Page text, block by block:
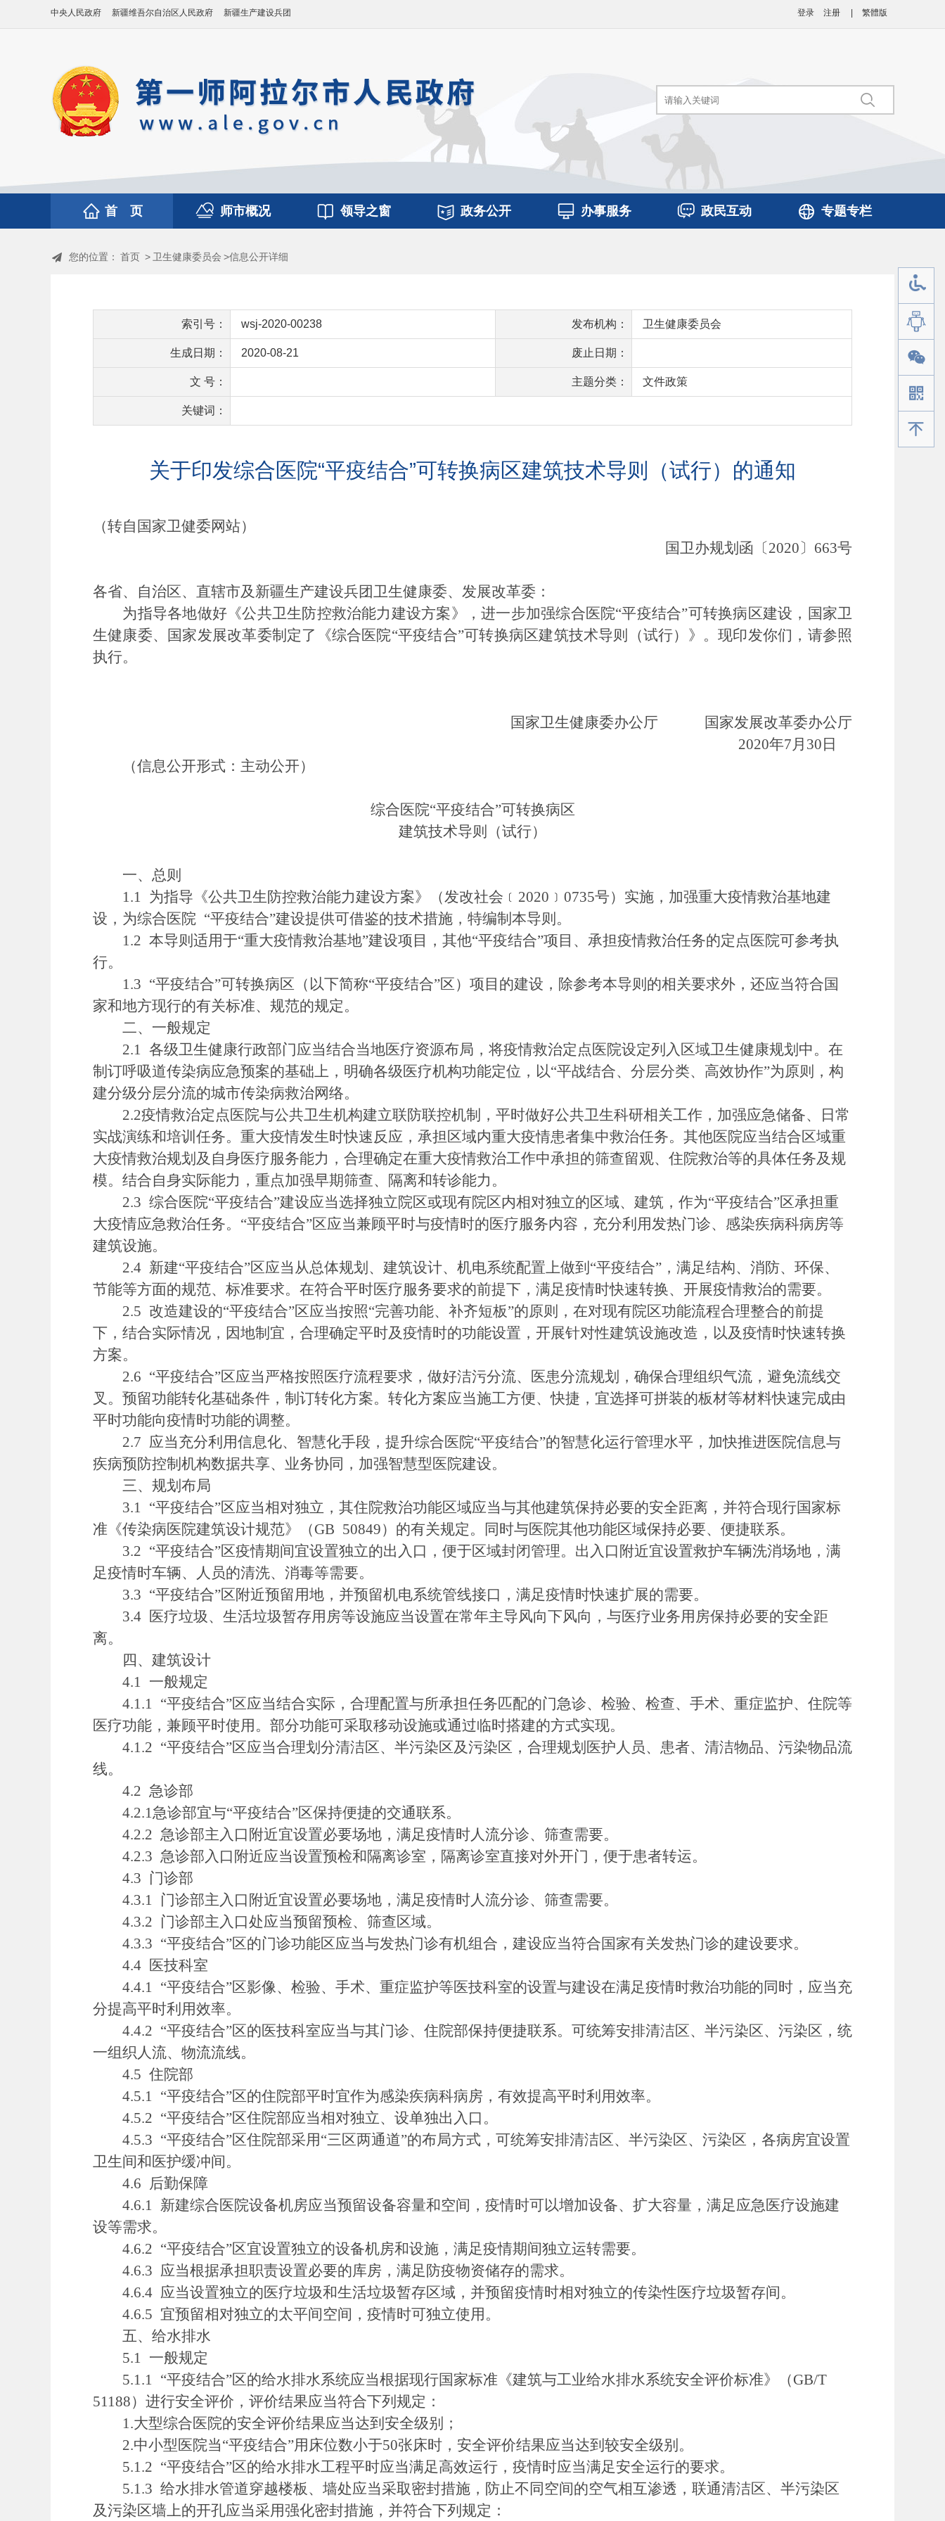
登录 注册 繁體版
中央人民政府 新疆维吾尔自治区人民政府 新疆生产建设兵团
首 页 师市概况 领导之窗 政务公开 办事服务 政民互动 专题专栏
您的位置： 首页 > 卫生健康委员会 >信息公开详细
索引号： wsj-2020-00238 发布机构： 卫生健康委员会
生成日期： 2020-08-21 废止日期：
文 号： 主题分类： 文件政策
关键词：
关于印发综合医院“平疫结合”可转换病区建筑技术导则（试行）的通知
（转自国家卫健委网站）
国卫办规划函〔2020〕663号
各省、自治区、直辖市及新疆生产建设兵团卫生健康委、发展改革委：
为指导各地做好《公共卫生防控救治能力建设方案》，进一步加强综合医院“平疫结合”可转换病区建设，国家卫
生健康委、国家发展改革委制定了《综合医院“平疫结合”可转换病区建筑技术导则（试行）》。现印发你们，请参照
执行。
国家卫生健康委办公厅 国家发展改革委办公厅
2020年7月30日
（信息公开形式：主动公开）
综合医院“平疫结合”可转换病区
建筑技术导则（试行）
一、总则
1.1 为指导《公共卫生防控救治能力建设方案》（发改社会﹝2020﹞0735号）实施，加强重大疫情救治基地建
设，为综合医院 “平疫结合”建设提供可借鉴的技术措施，特编制本导则。
1.2 本导则适用于“重大疫情救治基地”建设项目，其他“平疫结合”项目、承担疫情救治任务的定点医院可参考执
行。
1.3 “平疫结合”可转换病区（以下简称“平疫结合”区）项目的建设，除参考本导则的相关要求外，还应当符合国
家和地方现行的有关标准、规范的规定。
二、一般规定
2.1 各级卫生健康行政部门应当结合当地医疗资源布局，将疫情救治定点医院设定列入区域卫生健康规划中。在
制订呼吸道传染病应急预案的基础上，明确各级医疗机构功能定位，以“平战结合、分层分类、高效协作”为原则，构
建分级分层分流的城市传染病救治网络。
2.2疫情救治定点医院与公共卫生机构建立联防联控机制，平时做好公共卫生科研相关工作，加强应急储备、日常
实战演练和培训任务。重大疫情发生时快速反应，承担区域内重大疫情患者集中救治任务。其他医院应当结合区域重
大疫情救治规划及自身医疗服务能力，合理确定在重大疫情救治工作中承担的筛查留观、住院救治等的具体任务及规
模。结合自身实际能力，重点加强早期筛查、隔离和转诊能力。
2.3 综合医院“平疫结合”建设应当选择独立院区或现有院区内相对独立的区域、建筑，作为“平疫结合”区承担重
大疫情应急救治任务。“平疫结合”区应当兼顾平时与疫情时的医疗服务内容，充分利用发热门诊、感染疾病科病房等
建筑设施。
2.4 新建“平疫结合”区应当从总体规划、建筑设计、机电系统配置上做到“平疫结合”，满足结构、消防、环保、
节能等方面的规范、标准要求。在符合平时医疗服务要求的前提下，满足疫情时快速转换、开展疫情救治的需要。
2.5 改造建设的“平疫结合”区应当按照“完善功能、补齐短板”的原则，在对现有院区功能流程合理整合的前提
下，结合实际情况，因地制宜，合理确定平时及疫情时的功能设置，开展针对性建筑设施改造，以及疫情时快速转换
方案。
2.6 “平疫结合”区应当严格按照医疗流程要求，做好洁污分流、医患分流规划，确保合理组织气流，避免流线交
叉。预留功能转化基础条件，制订转化方案。转化方案应当施工方便、快捷，宜选择可拼装的板材等材料快速完成由
平时功能向疫情时功能的调整。
2.7 应当充分利用信息化、智慧化手段，提升综合医院“平疫结合”的智慧化运行管理水平，加快推进医院信息与
疾病预防控制机构数据共享、业务协同，加强智慧型医院建设。
三、规划布局
3.1 “平疫结合”区应当相对独立，其住院救治功能区域应当与其他建筑保持必要的安全距离，并符合现行国家标
准《传染病医院建筑设计规范》（GB 50849）的有关规定。同时与医院其他功能区域保持必要、便捷联系。
3.2 “平疫结合”区疫情期间宜设置独立的出入口，便于区域封闭管理。出入口附近宜设置救护车辆洗消场地，满
足疫情时车辆、人员的清洗、消毒等需要。
3.3 “平疫结合”区附近预留用地，并预留机电系统管线接口，满足疫情时快速扩展的需要。
3.4 医疗垃圾、生活垃圾暂存用房等设施应当设置在常年主导风向下风向，与医疗业务用房保持必要的安全距
离。
四、建筑设计
4.1 一般规定
4.1.1 “平疫结合”区应当结合实际，合理配置与所承担任务匹配的门急诊、检验、检查、手术、重症监护、住院等
医疗功能，兼顾平时使用。部分功能可采取移动设施或通过临时搭建的方式实现。
4.1.2 “平疫结合”区应当合理划分清洁区、半污染区及污染区，合理规划医护人员、患者、清洁物品、污染物品流
线。
4.2 急诊部
4.2.1急诊部宜与“平疫结合”区保持便捷的交通联系。
4.2.2 急诊部主入口附近宜设置必要场地，满足疫情时人流分诊、筛查需要。
4.2.3 急诊部入口附近应当设置预检和隔离诊室，隔离诊室直接对外开门，便于患者转运。
4.3 门诊部
4.3.1 门诊部主入口附近宜设置必要场地，满足疫情时人流分诊、筛查需要。
4.3.2 门诊部主入口处应当预留预检、筛查区域。
4.3.3 “平疫结合”区的门诊功能区应当与发热门诊有机组合，建设应当符合国家有关发热门诊的建设要求。
4.4 医技科室
4.4.1 “平疫结合”区影像、检验、手术、重症监护等医技科室的设置与建设在满足疫情时救治功能的同时，应当充
分提高平时利用效率。
4.4.2 “平疫结合”区的医技科室应当与其门诊、住院部保持便捷联系。可统筹安排清洁区、半污染区、污染区，统
一组织人流、物流流线。
4.5 住院部
4.5.1 “平疫结合”区的住院部平时宜作为感染疾病科病房，有效提高平时利用效率。
4.5.2 “平疫结合”区住院部应当相对独立、设单独出入口。
4.5.3 “平疫结合”区住院部采用“三区两通道”的布局方式，可统筹安排清洁区、半污染区、污染区，各病房宜设置
卫生间和医护缓冲间。
4.6 后勤保障
4.6.1 新建综合医院设备机房应当预留设备容量和空间，疫情时可以增加设备、扩大容量，满足应急医疗设施建
设等需求。
4.6.2 “平疫结合”区宜设置独立的设备机房和设施，满足疫情期间独立运转需要。
4.6.3 应当根据承担职责设置必要的库房，满足防疫物资储存的需求。
4.6.4 应当设置独立的医疗垃圾和生活垃圾暂存区域，并预留疫情时相对独立的传染性医疗垃圾暂存间。
4.6.5 宜预留相对独立的太平间空间，疫情时可独立使用。
五、给水排水
5.1 一般规定
5.1.1 “平疫结合”区的给水排水系统应当根据现行国家标准《建筑与工业给水排水系统安全评价标准》（GB/T
51188）进行安全评价，评价结果应当符合下列规定：
1.大型综合医院的安全评价结果应当达到安全级别；
2.中小型医院当“平疫结合”用床位数小于50张床时，安全评价结果应当达到较安全级别。
5.1.2 “平疫结合”区的给水排水工程平时应当满足高效运行，疫情时应当满足安全运行的要求。
5.1.3 给水排水管道穿越楼板、墙处应当采取密封措施，防止不同空间的空气相互渗透，联通清洁区、半污染区
及污染区墙上的开孔应当采用强化密封措施，并符合下列规定：
手机版